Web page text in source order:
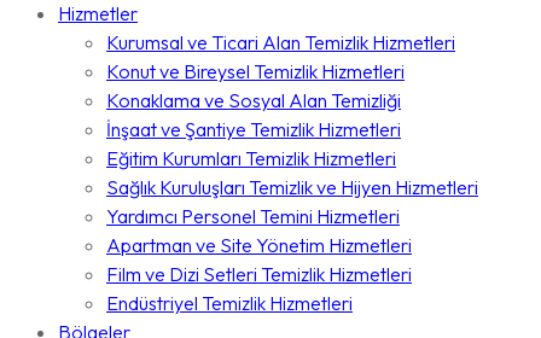
Hizmetler
Kurumsal ve Ticari Alan Temizlik Hizmetleri
Konut ve Bireysel Temizlik Hizmetleri
Konaklama ve Sosyal Alan Temizliği
İnşaat ve Şantiye Temizlik Hizmetleri
Eğitim Kurumları Temizlik Hizmetleri
Sağlık Kuruluşları Temizlik ve Hijyen Hizmetleri
Yardımcı Personel Temini Hizmetleri
Apartman ve Site Yönetim Hizmetleri
Film ve Dizi Setleri Temizlik Hizmetleri
Endüstriyel Temizlik Hizmetleri
Bölgeler